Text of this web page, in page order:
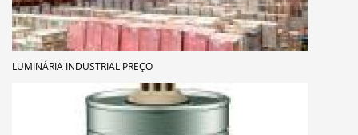
LUMINÁRIA INDUSTRIAL PREÇO